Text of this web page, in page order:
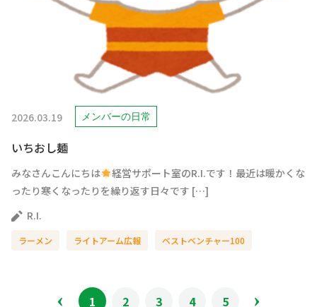
2026.03.19 メンバーの日常
いちおし麺
みなさんこんにちは
経営サポート室のR.I.です！最近は暖かくな
ったり寒くなったりを繰り返す日々です […]
R.I.
ラーメン ライトアーム広報 ベストベンチャー100
1 2 3 4 5